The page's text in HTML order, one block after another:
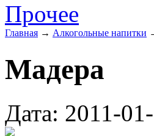
Прочее
Главная → Алкогольные напитки
Мадера
Дата: 2011-